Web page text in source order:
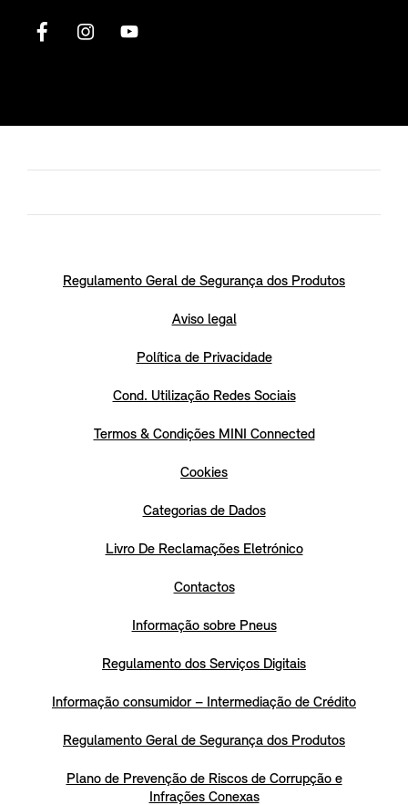
Regulamento Geral de Segurança dos Produtos
Aviso legal
Política de Privacidade
Cond. Utilização Redes Sociais
Termos & Condições MINI Connected
Cookies
Categorias de Dados
Livro De Reclamações Eletrónico
Contactos
Informação sobre Pneus
Regulamento dos Serviços Digitais
Informação consumidor – Intermediação de Crédito
Regulamento Geral de Segurança dos Produtos
Plano de Prevenção de Riscos de Corrupção e
Infrações Conexas